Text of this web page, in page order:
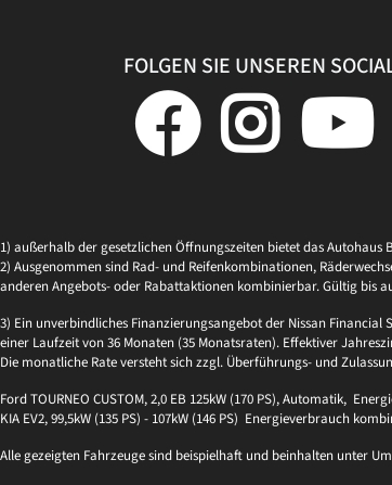
FOLGEN SIE UNSEREN
1) außerhalb der gesetzlichen Öffnungszeiten bietet das
2) Ausgenommen sind Rad- und Reifenkombinationen,
anderen Angebots- oder Rabattaktionen kombinierbar. Gültig bis
3) Ein unverbindliches Finanzierungsangebot der Nissan Financial
einer Laufzeit von 36 Monaten (35 Monatsraten). Effektiver
Die monatliche Rate versteht sich zzgl. Überführungs- und
Ford TOURNEO CUSTOM, 2,0 EB 125kW (170 PS), Automatik,
KIA EV2, 99,5kW (135 PS) - 107kW (146 PS) Energieverbrauch
Alle gezeigten Fahrzeuge sind beispielhaft und beinhalten unter